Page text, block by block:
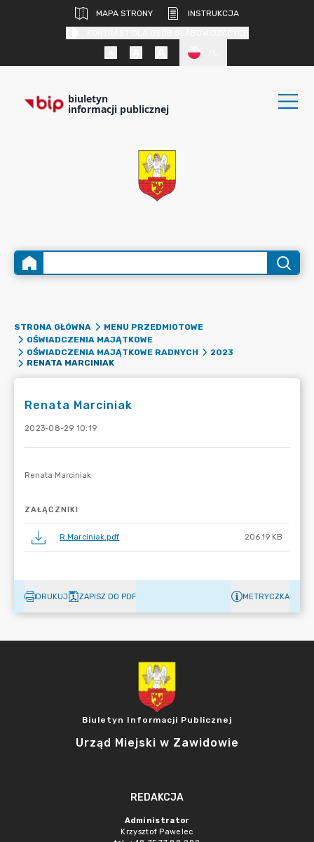
MAPA STRONY
INSTRUKCJA
biuletyn
informacji publicznej
STRONA GŁÓWNA
MENU PRZEDMIOTOWE
OŚWIADCZENIA MAJĄTKOWE
OŚWIADCZENIA MAJĄTKOWE RADNYCH
2023
RENATA MARCINIAK
Renata Marciniak
2023-08-29 10:19
ZAŁĄCZNIKI
R.Marciniak.pdf 206.19 KB
DRUKUJ ZAPISZ DO PDF METRYCZKA
Biuletyn Informacji Publicznej
Urząd Miejski w Zawidowie
REDAKCJA
Administrator
Krzysztof Pawelec